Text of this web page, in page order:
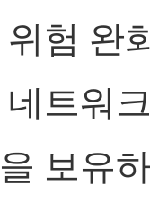
험 완
트워
보유